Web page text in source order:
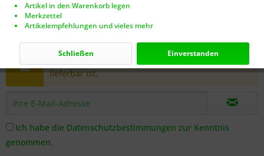
Dieser Artikel steht derzeit nicht zur Verfügung!
Benachrichtigen Sie mich, sobald der Artikel
lieferbar ist.
Ich habe die Datenschutzbestimmungen zur Kenntnis
genommen.
Artikel in den Warenkorb legen
Merkzettel
Artikelempfehlungen und vieles mehr
Einverstanden
Schließen